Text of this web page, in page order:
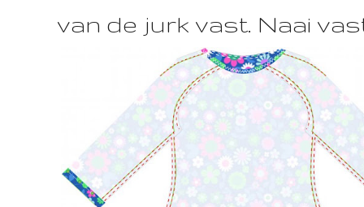
van de jurk vast. Naai